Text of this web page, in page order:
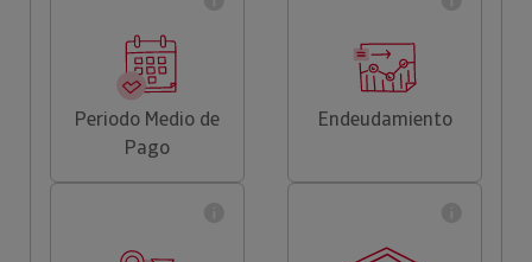
Periodo Medio de
Pago
Endeudamiento